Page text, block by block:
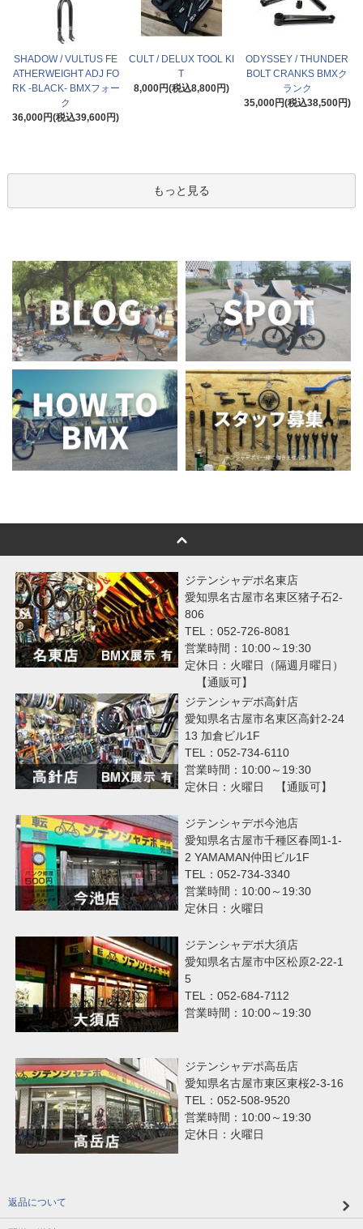
SHADOW / VULTUS FE
ATHERWEIGHT ADJ FO
RK -BLACK- BMXフォー
ク
36,000円(税込39,600円)
CULT / DELUX TOOL KI
T
8,000円(税込8,800円)
ODYSSEY / THUNDER
BOLT CRANKS BMXク
ランク
35,000円(税込38,500円)
もっと見る
ジテンシャデポ名東店
愛知県名古屋市名東区猪子石2-
806
TEL：052-726-8081
営業時間：10:00～19:30
定休日：火曜日（隔週月曜日）
【通販可】
ジテンシャデポ高針店
愛知県名古屋市名東区高針2-24
13 加倉ビル1F
TEL：052-734-6110
営業時間：10:00～19:30
定休日：火曜日 【通販可】
ジテンシャデポ今池店
愛知県名古屋市千種区春岡1-1-
2 YAMAMAN仲田ビル1F
TEL：052-734-3340
営業時間：10:00～19:30
定休日：火曜日
ジテンシャデポ大須店
愛知県名古屋市中区松原2-22-1
5
TEL：052-684-7112
営業時間：10:00～19:30
ジテンシャデポ高岳店
愛知県名古屋市東区東桜2-3-16
TEL：052-508-9520
営業時間：10:00～19:30
定休日：火曜日
返品について